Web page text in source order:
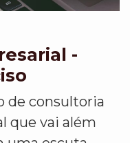
-
de consultoria
que vai além